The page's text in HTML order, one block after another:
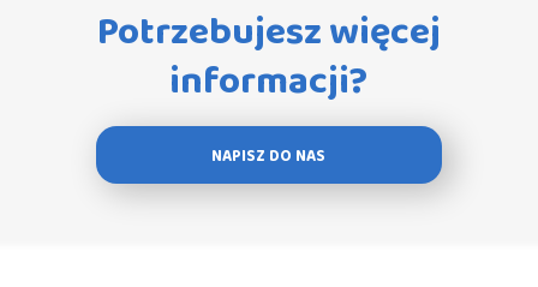
Potrzebujesz więcej
informacji?
NAPISZ DO NAS